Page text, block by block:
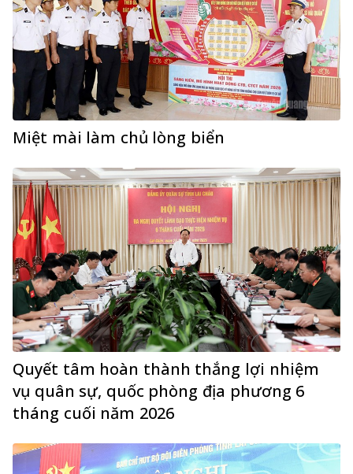
Miệt mài làm chủ lòng biển
Quyết tâm hoàn thành thắng lợi nhiệm
vụ quân sự, quốc phòng địa phương 6
tháng cuối năm 2026